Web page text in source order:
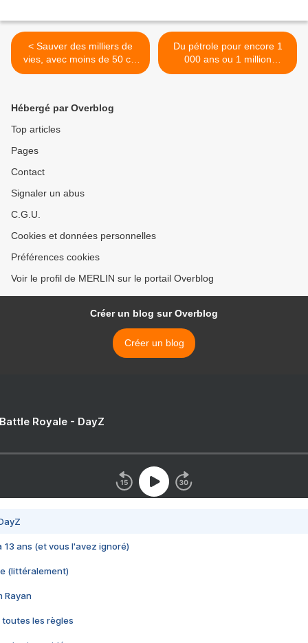
< Sauver des milliers de
vies, avec moins de 50 cts
d’euros… !
Du pétrole pour encore 1
000 ans ou 1 million
d’année… ! >
Hébergé par Overblog
Top articles
Pages
Contact
Signaler un abus
C.G.U.
Cookies et données personnelles
Préférences cookies
Voir le profil de MERLIN sur le portail Overblog
Créer un blog sur Overblog
Créer un blog
Royale - DayZ
13 ans (et vous l'avez ignoré)
(littéralement)
Rayan
toutes les règles